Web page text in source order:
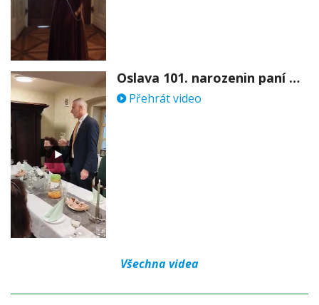
Oslava 101. narozenin paní Věry Skořepové
Přehrát video
Všechna videa